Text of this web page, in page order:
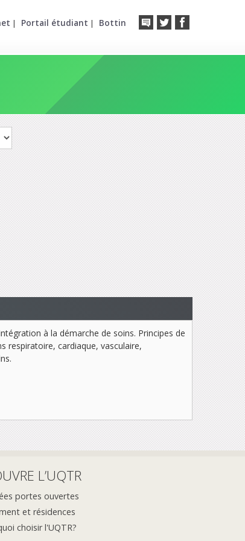
| Portail étudiant | Bottin
à la démarche de soins. Principes de
respiratoire, cardiaque, vasculaire,
L’UQTR
portes ouvertes
et résidences
choisir l'UQTR?